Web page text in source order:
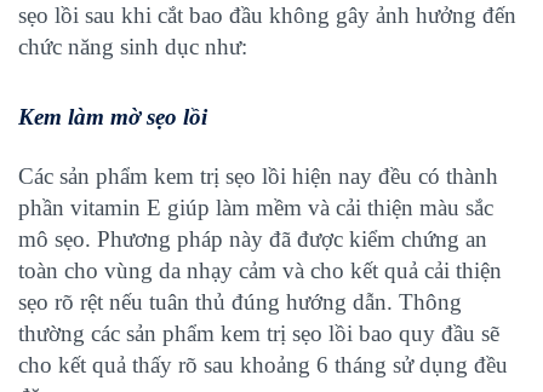
sẹo lồi sau khi cắt bao đầu không gây ảnh hưởng đến
chức năng sinh dục như:
Kem làm mờ sẹo lồi
Các sản phẩm kem trị sẹo lồi hiện nay đều có thành
phần vitamin E giúp làm mềm và cải thiện màu sắc
mô sẹo. Phương pháp này đã được kiểm chứng an
toàn cho vùng da nhạy cảm và cho kết quả cải thiện
sẹo rõ rệt nếu tuân thủ đúng hướng dẫn. Thông
thường các sản phẩm kem trị sẹo lồi bao quy đầu sẽ
cho kết quả thấy rõ sau khoảng 6 tháng sử dụng đều